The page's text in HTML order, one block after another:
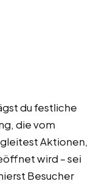
du festliche
die vom
Aktionen,
wird – sei
Besucher